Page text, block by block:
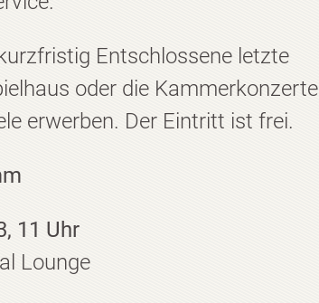
Entschlossene letzte
oder die Kammerkonzerte
erwerben. Der Eintritt ist frei.
11 Uhr
Lounge